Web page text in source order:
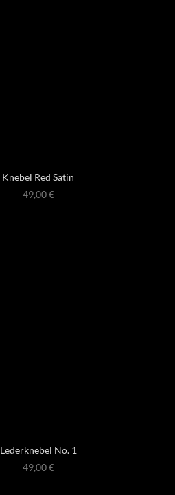
Knebel Red Satin
49,00€
Lederknebel No. 1
49,00€